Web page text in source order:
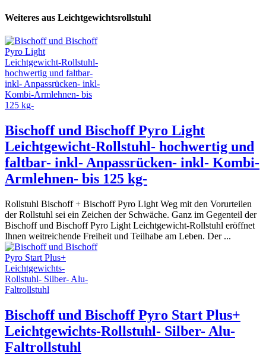
Weiteres aus Leichtgewichtsrollstuhl
Bischoff und Bischoff Pyro Light
Leichtgewicht-Rollstuhl- hochwertig und
faltbar- inkl- Anpassrücken- inkl- Kombi-
Armlehnen- bis 125 kg-
Rollstuhl Bischoff + Bischoff Pyro Light Weg mit den Vorurteilen
der Rollstuhl sei ein Zeichen der Schwäche. Ganz im Gegenteil der
Bischoff und Bischoff Pyro Light Leichtgewicht-Rollstuhl eröffnet
Ihnen weitreichende Freiheit und Teilhabe am Leben. Der ...
Bischoff und Bischoff Pyro Start Plus+
Leichtgewichts-Rollstuhl- Silber- Alu-
Faltrollstuhl